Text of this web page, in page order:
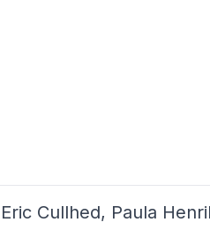
Eric Cullhed, Paula